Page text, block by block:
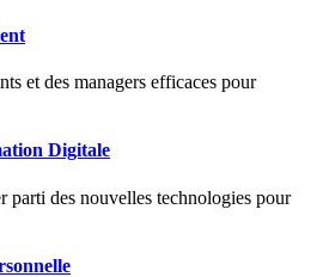
et des managers efficaces pour
Digitale
parti des nouvelles technologies pour